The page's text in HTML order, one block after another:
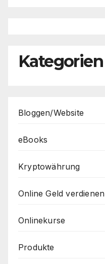
Kategorien
Bloggen/Website
eBooks
Kryptowährung
Online Geld verdienen
Onlinekurse
Produkte